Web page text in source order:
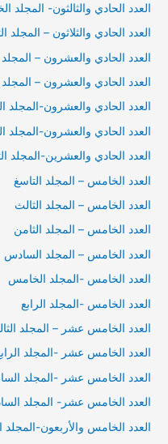
العدد الحادي والثالثون- المجلد
العدد الحادي والثلاثون – المجلد
العدد الحادي والعشرون –
العدد الحادي والعشرون – المجلد
العدد الحادي والعشرون-المجلد
العدد الحادي والعشرون-المجلد
العدد الحادي والعشرين-المجلد
العدد الخامس – المجلد التاسغ
العدد الخامس – المجلد الثالث
العدد الخامس – المجلد الثامن
العدد الخامس – المجلد السادس
العدد الخامس -المجلد الخامس
العدد الخامس -المجلد الرابع
العدد الخامس عشر – المجلد
العدد الخامس عشر -المجلد
العدد الخامس عشر -المجلد
العدد الخامس عشر- المجلد
العدد الخامس والأربعون-المجلد